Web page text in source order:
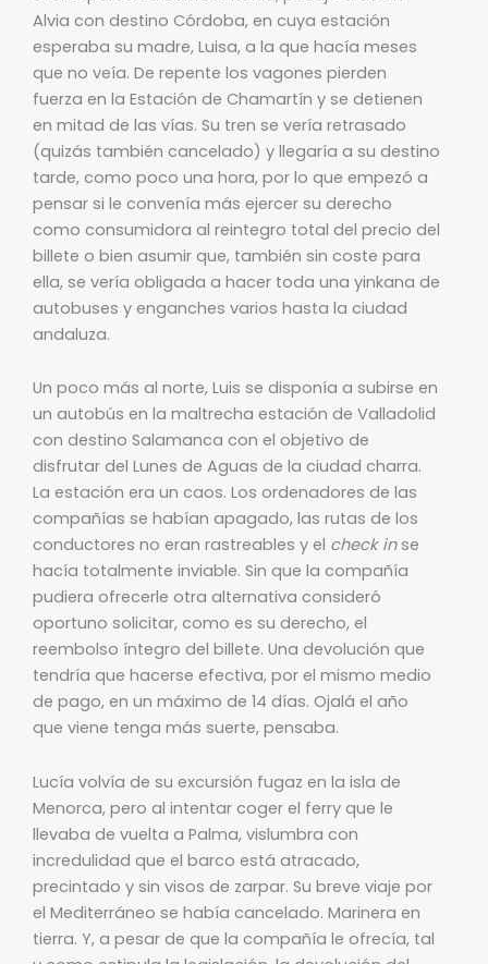
Alvia con destino Córdoba, en cuya estación
esperaba su madre, Luisa, a la que hacía meses
que no veía. De repente los vagones pierden
fuerza en la Estación de Chamartín y se detienen
en mitad de las vías. Su tren se vería retrasado
(quizás también cancelado) y llegaría a su destino
tarde, como poco una hora, por lo que empezó a
pensar si le convenía más ejercer su derecho
como consumidora al reintegro total del precio del
billete o bien asumir que, también sin coste para
ella, se vería obligada a hacer toda una yinkana de
autobuses y enganches varios hasta la ciudad
andaluza.
Un poco más al norte, Luis se disponía a subirse en
un autobús en la maltrecha estación de Valladolid
con destino Salamanca con el objetivo de
disfrutar del Lunes de Aguas de la ciudad charra.
La estación era un caos. Los ordenadores de las
compañías se habían apagado, las rutas de los
conductores no eran rastreables y el check inse
hacía totalmente inviable. Sin que la compañía
pudiera ofrecerle otra alternativa consideró
oportuno solicitar, como es su derecho, el
reembolso íntegro del billete. Una devolución que
tendría que hacerse efectiva, por el mismo medio
de pago, en un máximo de 14 días. Ojalá el año
que viene tenga más suerte, pensaba.
Lucía volvía de su excursión fugaz en la isla de
Menorca, pero al intentar coger el ferry que le
llevaba de vuelta a Palma, vislumbra con
incredulidad que el barco está atracado,
precintado y sin visos de zarpar. Su breve viaje por
el Mediterráneo se había cancelado. Marinera en
tierra. Y, a pesar de que la compañía le ofrecía, tal